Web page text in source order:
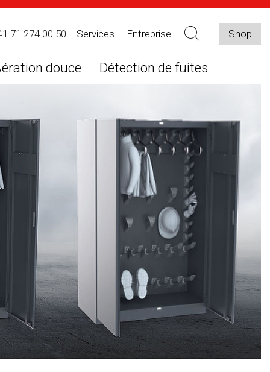
71 274 00 50 Services Entreprise Shop
douce Détection de fuites